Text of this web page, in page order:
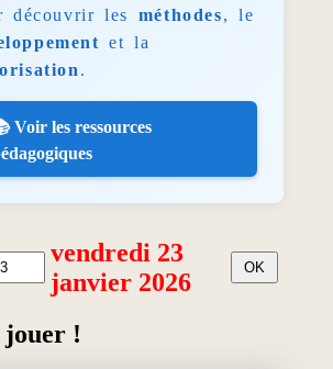
découvrir les méthodes, le
et la
.
Voir les ressources
vendredi 23
janvier 2026
jouer !